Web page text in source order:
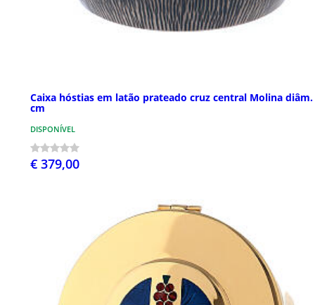
Caixa hóstias em latão prateado cruz central Molina diâm.
cm
DISPONÍVEL
€ 379,00